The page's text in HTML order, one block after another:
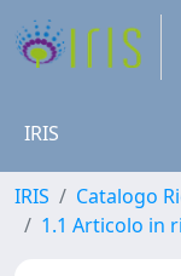
IRIS
IRIS Catalogo
1.1 Articolo in